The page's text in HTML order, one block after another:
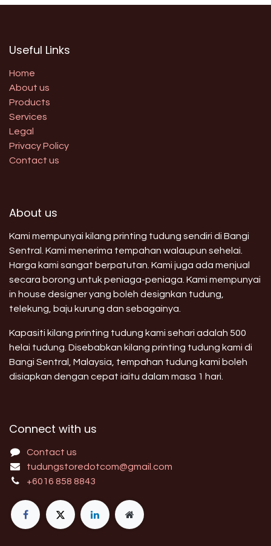
Useful Links
Home
About us
Products
Services
Legal
Privacy Policy
Contact us
About us
Kami mempunyai kilang printing tudung sendiri di Bangi
Sentral. Kami menerima tempahan walaupun sehelai.
Harga kami sangat berpatutan. Kami juga ada menjual
secara borong untuk peniaga-peniaga. Kami mempunyai
in house designer yang boleh designkan tudung,
telekung, baju kurung dan sebagainya.
Kapasiti kilang printing tudung kami sehari adalah 500
helai tudung. Disebabkan kilang printing tudung kami di
Bangi Sentral, Malaysia, tempahan tudung kami boleh
disiapkan dengan cepat iaitu dalam masa 1 hari.
Connect with us
Contact us
tudungstoredotcom@gmail.com
+6016 858 8843